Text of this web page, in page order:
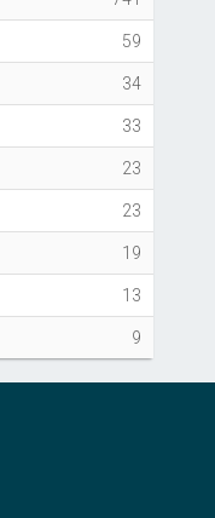
59
34
33
23
23
19
13
9